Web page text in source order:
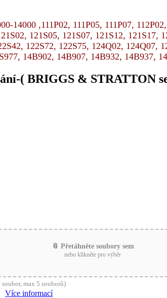
14000 ,111P02, 111P05, 111P07,
121S05, 121S07, 121S12, 121S17,
122S72, 122S75, 124Q02, 124Q07,
14B902, 14B907, 14B932,
( BRIGGS & STRATTON
📎 Přetáhněte soubory sem
nebo klikněte pro výběr
max 5 souborů)
Více informací